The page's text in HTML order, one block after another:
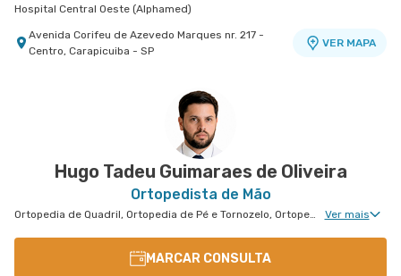
Hospital Central Oeste (Alphamed)
Avenida Corifeu de Azevedo Marques nr. 217 -
Centro, Carapicuiba - SP
VER MAPA
Estrada de Itapecerica nr. 4617 - Capao
Rua Fernando Falcao nr. 1222 - Mooca, Sao Paulo
Hugo Tadeu Guimaraes de Oliveira
Ortopedista de Mão
Ortopedia de Quadril, Ortopedia de Pé e Tornozelo, Ortopedia de Ombro, Ortopedia de Joelho, Ortopedia de Coluna, Ortopedia Geral, Cirurgia de Joelho, Cirurgia de Coluna, Cirurgia de Punho, Ortopedia de Punho, Clínica da Dor Geral, Ortopedia de Cotovelo, Cirurgia de Cotovelo, Cirurgia de Quadril, Cirurgia de Ombro, Cirurgia de Pé e Tornozelo, Cirurgia de Mão Ver mais
MARCAR CONSULTA